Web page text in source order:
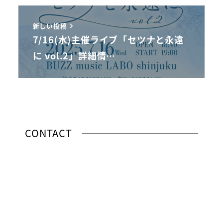
新しい投稿
7/16(水)主催ライブ「セツナと永遠
に vol.2」詳細情…
CONTACT